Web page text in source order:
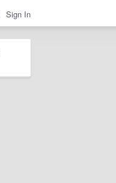
Sign In